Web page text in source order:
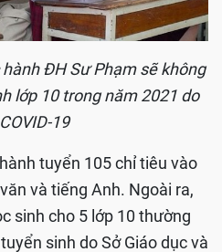
ĐH Sư Phạm sẽ không
lớp 10 trong năm 2021 do
19
tuyển 105 chỉ tiêu vào
và tiếng Anh. Ngoài ra,
sinh cho 5 lớp 10 thường
sinh do Sở Giáo dục và